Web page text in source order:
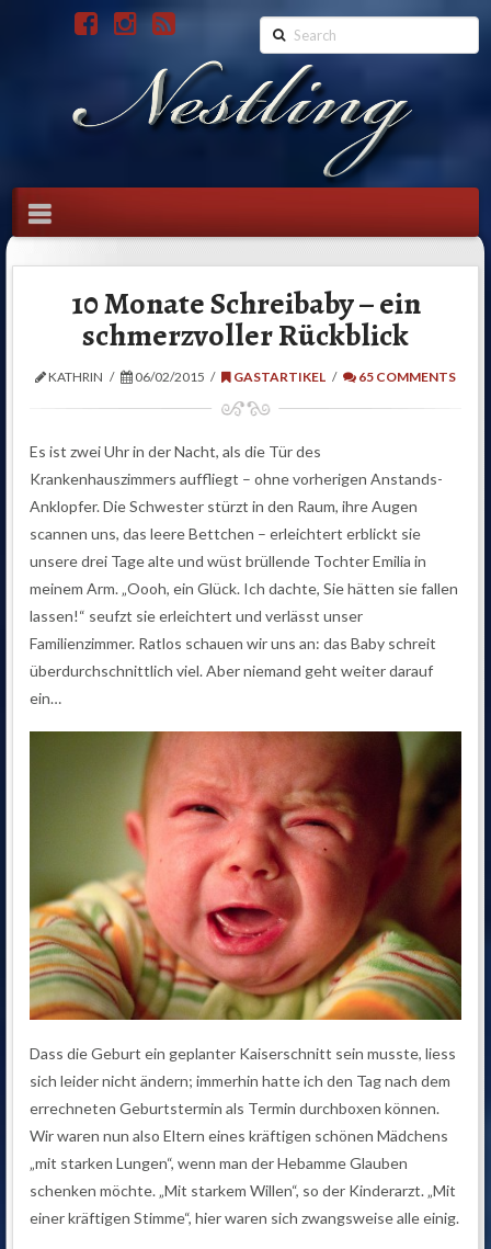
Search
Navigation
10 Monate Schreibaby – ein
schmerzvoller Rückblick
KATHRIN 06/02/2015 GASTARTIKEL 65 COMMENTS
Es ist zwei Uhr in der Nacht, als die Tür des
Krankenhauszimmers auffliegt – ohne vorherigen Anstands-
Anklopfer. Die Schwester stürzt in den Raum, ihre Augen
scannen uns, das leere Bettchen – erleichtert erblickt sie
unsere drei Tage alte und wüst brüllende Tochter Emilia in
meinem Arm. „Oooh, ein Glück. Ich dachte, Sie hätten sie fallen
lassen!“ seufzt sie erleichtert und verlässt unser
Familienzimmer. Ratlos schauen wir uns an: das Baby schreit
überdurchschnittlich viel. Aber niemand geht weiter darauf
ein…
Dass die Geburt ein geplanter Kaiserschnitt sein musste, liess
sich leider nicht ändern; immerhin hatte ich den Tag nach dem
errechneten Geburtstermin als Termin durchboxen können.
Wir waren nun also Eltern eines kräftigen schönen Mädchens
„mit starken Lungen“, wenn man der Hebamme Glauben
schenken möchte. „Mit starkem Willen“, so der Kinderarzt. „Mit
einer kräftigen Stimme“, hier waren sich zwangsweise alle einig.